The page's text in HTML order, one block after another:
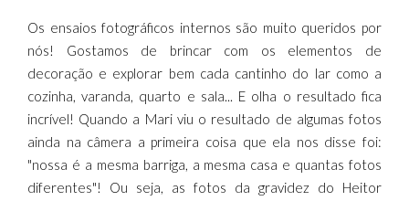
Os ensaios fotográficos internos são muito queridos por
nós! Gostamos de brincar com os elementos de
decoração e explorar bem cada cantinho do lar como a
cozinha, varanda, quarto e sala... E olha o resultado fica
incrível! Quando a Mari viu o resultado de algumas fotos
ainda na câmera a primeira coisa que ela nos disse foi:
"nossa é a mesma barriga, a mesma casa e quantas fotos
diferentes"! Ou seja, as fotos da gravidez do Heitor